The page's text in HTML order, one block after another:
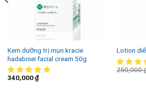
Kem dưỡng trị mụn kracie
hadabisei facial cream 50g
340,000₫
Lotion
250,000